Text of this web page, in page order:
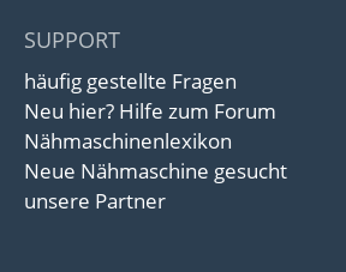
SUPPORT
häufig gestellte Fragen
Neu hier? Hilfe zum Forum
Nähmaschinenlexikon
Neue Nähmaschine gesucht
unsere Partner